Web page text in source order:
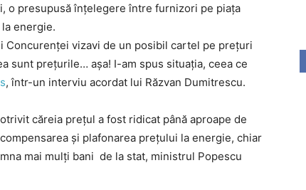
Investigații
o presupusă înțelegere între furnizori pe piața
energie.
Concurenței vizavi de un posibil cartel pe prețuri
sunt prețurile… așa! I-am spus situația, ceea ce
, într-un interviu acordat lui Răzvan Dumitrescu.
căreia prețul a fost ridicat până aproape de
și plafonarea prețului la energie, chiar
mai mulți bani de la stat, ministrul Popescu